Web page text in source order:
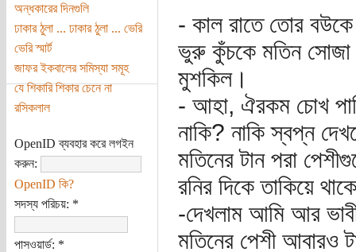
অন্ধকারের দিনগুলি
ঢাকার ঠুলা ... ঢাকার ঠুলা ... ভেরি
ভেরি স্মার্ট
জাফর ইকবালের সমিস্যা সমূহ
যে শিকারি শিকার চেনে না
রসিকলাল
OpenID ব্যবহার করে লগইন
করুন:
OpenID কি?
সদস্য পরিচয়: *
পাসওয়ার্ড: *
- কাল রাতে তোর
ভুরু কুঁচকে মতিন সোজা
মুশকিল।
- আহা, ঐরকম চোখ
নাকি? নাকি স্বপ্ন
মতিনের টান পরা
রনির দিকে তাকিয়ে
-দেখলাম আমি আর
মতিনের পেশী আবারও